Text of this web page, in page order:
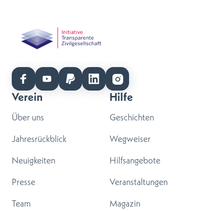
Verein
Über uns
Jahresrückblick
Neuigkeiten
Presse
Team
Hilfe
Geschichten
Wegweiser
Hilfsangebote
Veranstaltungen
Magazin